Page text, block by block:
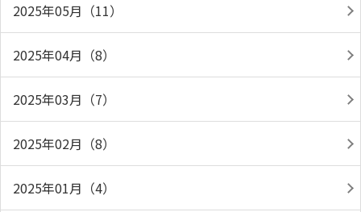
2025年05月（11）
2025年04月（8）
2025年03月（7）
2025年02月（8）
2025年01月（4）